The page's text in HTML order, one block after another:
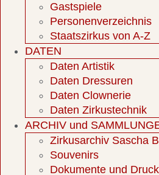
Gastspiele
Personenverzeichnis
Staatszirkus von A-Z
DATEN
Daten Artistik
Daten Dressuren
Daten Clownerie
Daten Zirkustechnik
ARCHIV und
Zirkusarchiv Sascha
Souvenirs
Dokumente und